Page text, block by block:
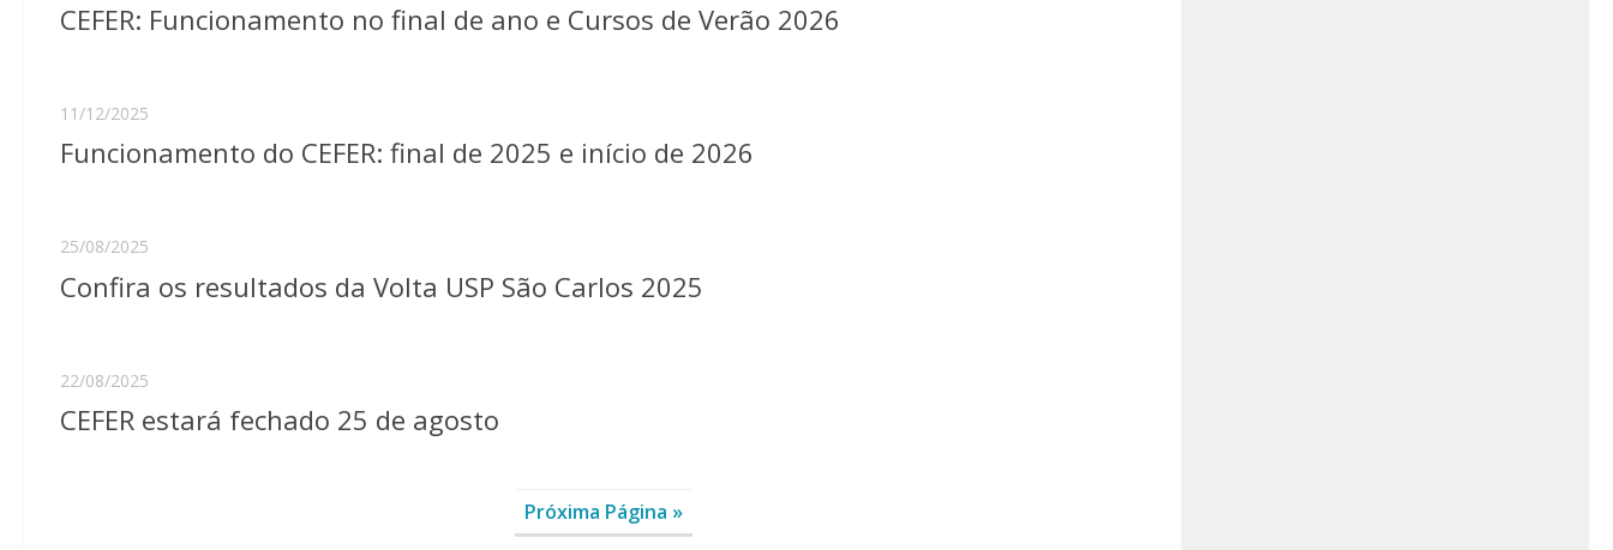
CEFER: Funcionamento no final de ano e Cursos de Verão 2026
11/12/2025
Funcionamento do CEFER: final de 2025 e início de 2026
25/08/2025
Confira os resultados da Volta USP São Carlos 2025
22/08/2025
CEFER estará fechado 25 de agosto
Próxima Página »